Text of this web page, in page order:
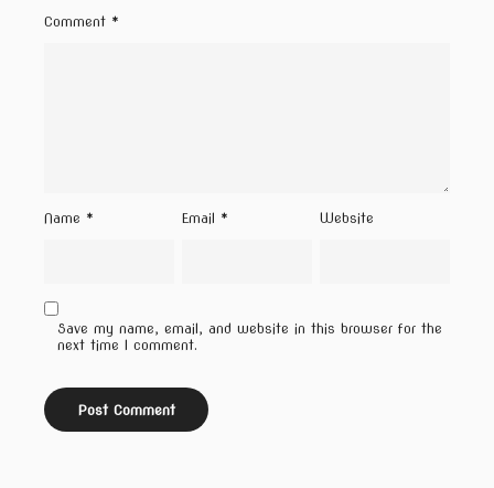
Comment *
Name * Email * Website
Save my name, email, and website in this browser for the
next time I comment.